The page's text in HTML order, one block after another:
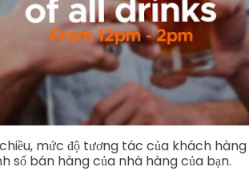
mức độ tương tác của khách
số bán hàng của nhà hàng của bạn.